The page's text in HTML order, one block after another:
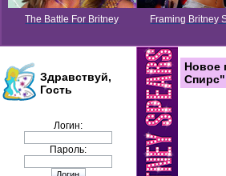
The Battle For Britney Framing Britney
Здравствуй,
Гость
Логин:
Пароль:
Новое
Спирс"